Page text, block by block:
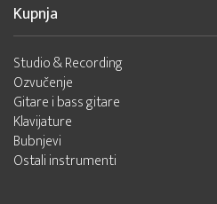
Kupnja
Studio & Recording
Ozvučenje
Gitare i bass gitare
Klavijature
Bubnjevi
Ostali instrumenti